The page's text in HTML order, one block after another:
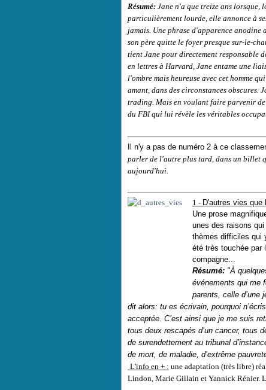
Résumé: Jane n'a que treize ans lorsque,
particulièrement lourde, elle annonce à
jamais. Une phrase d'apparence anodine
son père quitte le foyer presque sur-le-
tient Jane pour directement responsable
en lettres à Harvard, Jane entame une
l'ombre mais heureuse avec cet homme qui
amant, dans des circonstances obscures.
trading. Mais en voulant faire parvenir
du FBIqui lui révèle les véritables
Il n'y a pas de numéro 2 à ce
parler de l'autre plus tard, dans un billet
aujourd'hui.
1 - D'autres vies que
Une prose
unes des raisons
thèmes difficiles qui
été très touchée par
compagne...
Résumé: "À
événements qui me
parents, celle d’une
dit alors: tu es écrivain, pourquoi
acceptée. C’est ainsi que je me suis
tous deux rescapés d’un cancer, tous
de surendettement au tribunal
de mort, de maladie, d’extrême
L'info en + : une adaptation (très libre)
Lindon, Marie Gillain et Yannick Rénier.